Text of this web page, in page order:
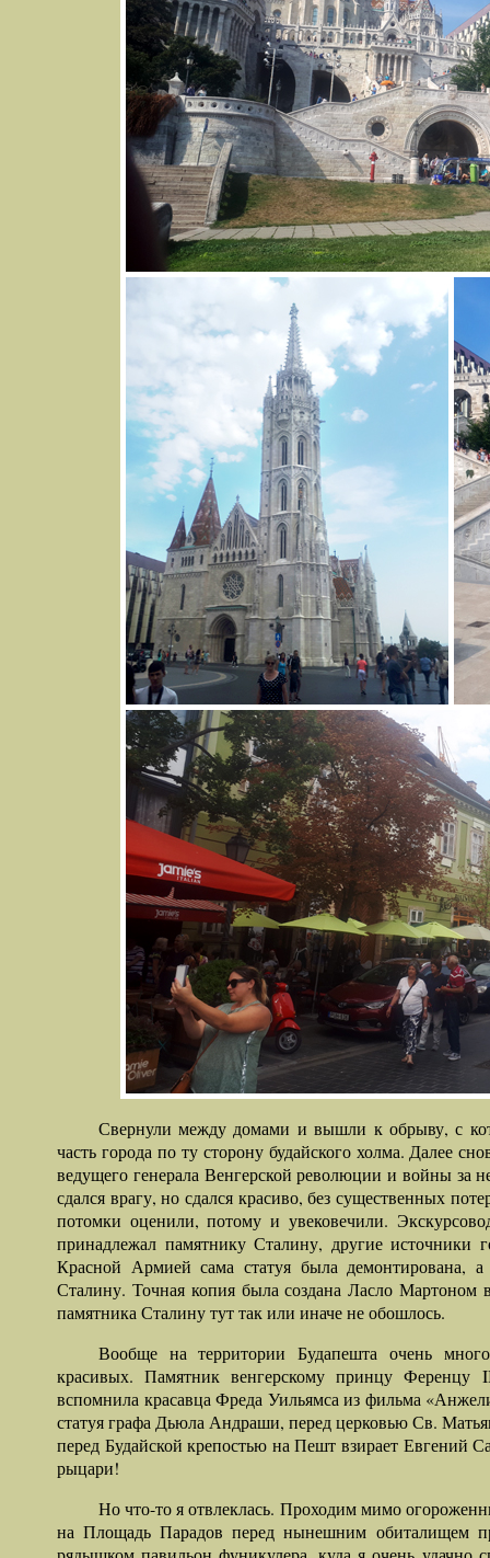
Свернули между домами и вышли к обрыву, с
часть города по ту сторону будайского холма. Далее
ведущего генерала Венгерской революции и войны за
сдался врагу, но сдался красиво, без существенных
потомки оценили, потому и увековечили.
принадлежал памятнику Сталину, другие источники
Красной Армией сама статуя была демонтирована,
Сталину. Точная копия была создана Ласло Мартоном
памятника Сталину тут так или иначе не обошлось.
Вообще на территории Будапешта очень
красивых. Памятник венгерскому принцу Ференцу
вспомнила красавца Фреда Уильямса из фильма
статуя графа Дьюла Андраши, перед церковью Св.
перед Будайской крепостью на Пешт взирает Евгений
рыцари!
Но что-то я отвлеклась. Проходим мимо
на Площадь Парадов перед нынешним обиталищем